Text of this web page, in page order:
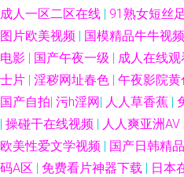
成人一区二区在线 | 91熟女短丝
图片欧美视频 | 国模精品牛牛视频
电影 | 国产午夜一级 | 成人在线
士片 | 淫秽网址春色 | 午夜影院黄
国产自拍| 污h淫网| 人人草香蕉 |
| 操碰干在线视频 | 人人爽亚洲AV
欧美性爱文学视频 | 国产日韩精品
码A区 | 免费看片神器下载 | 日本